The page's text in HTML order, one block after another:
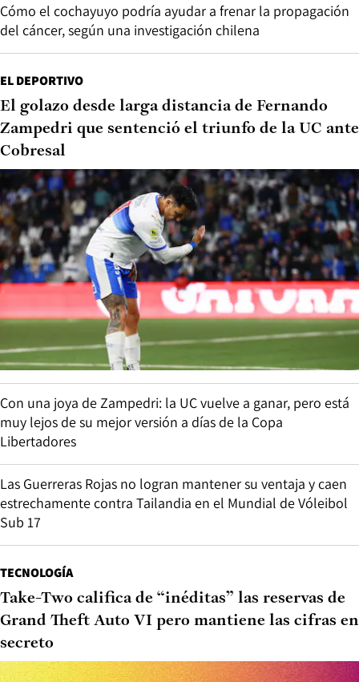
Cómo el cochayuyo podría ayudar a frenar la propagación
del cáncer, según una investigación chilena
EL DEPORTIVO
El golazo desde larga distancia de Fernando
Zampedri que sentenció el triunfo de la UC ante
Cobresal
Con una joya de Zampedri: la UC vuelve a ganar, pero está
muy lejos de su mejor versión a días de la Copa
Libertadores
Las Guerreras Rojas no logran mantener su ventaja y caen
estrechamente contra Tailandia en el Mundial de Vóleibol
Sub 17
TECNOLOGÍA
Take-Two califica de “inéditas” las reservas de
Grand Theft Auto VI pero mantiene las cifras en
secreto